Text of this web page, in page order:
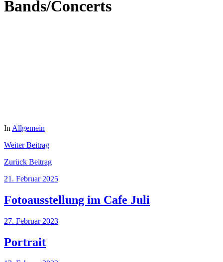
Bands/Concerts
In Allgemein
WeiterBeitrag
Zurück Beitrag
21. Februar 2025
Fotoausstellung im Cafe Juli
27. Februar 2023
Portrait